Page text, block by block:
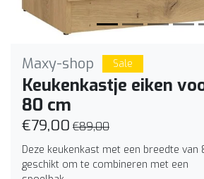
Maxy-shop Sale
Keukenkastje eiken
80 cm
€79,00 €89,00
Deze keukenkast met een breedte
geschikt om te combineren met een